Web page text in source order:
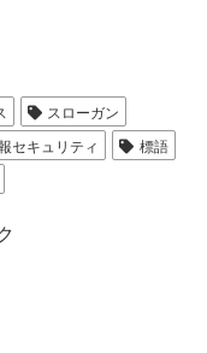
スローガン
セキュリティ
標語